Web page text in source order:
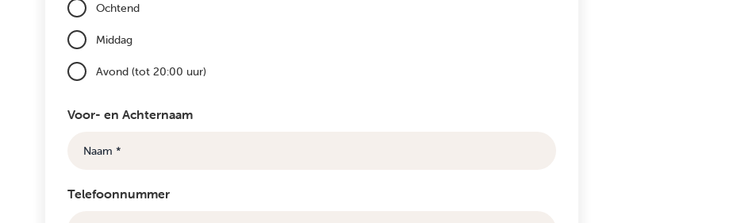
Ochtend
Middag
Avond (tot 20:00 uur)
Voor- en Achternaam
Telefoonnummer